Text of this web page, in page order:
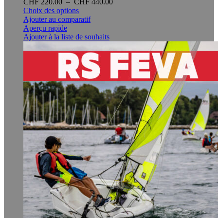
CHF 220.00 – CHF 440.00
Choix des optionsCe
produit
plusieurs
Les
options
peuvent
être
choisies
sur
la
page
du
produit
Ajouter au comparatif
Aperçu rapide
Ajouter à la liste de souhaits